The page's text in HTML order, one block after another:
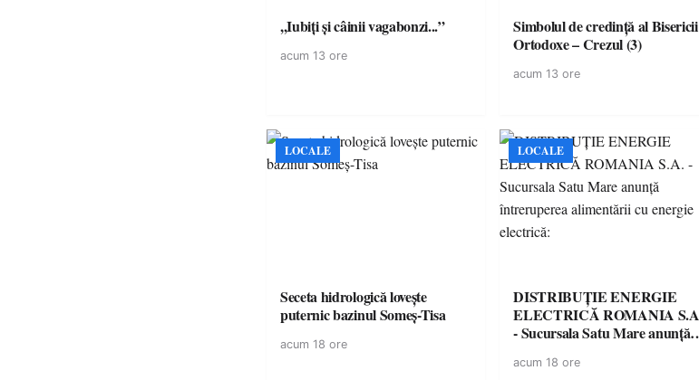
,,Iubiți și câinii vagabonzi...”
acum 13 ore
Simbolul de credinţă al Bisericii
Ortodoxe – Crezul (3)
acum 13 ore
LOCALE
Seceta hidrologică lovește
puternic bazinul Someș-Tisa
acum 18 ore
LOCALE
DISTRIBUȚIE ENERGIE
ELECTRICĂ ROMANIA
- Sucursala Satu Mare anunţă
energie electrică:
acum 18 ore